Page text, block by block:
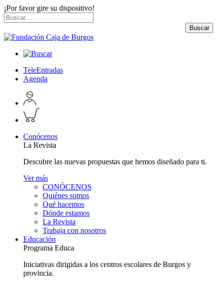
¡Por favor gire su dispositivo!
Skip
to
content
Buscar
por:
Buscar
TeleEntradas
Agenda
Acceder
a
perfil
personal
Inspeccionar
carrito
Conócenos
La Revista
Descubre las nuevas propuestas que hemos diseñado para ti.
Ver más
CONÓCENOS
Quiénes somos
Qué hacemos
Dónde estamos
La Revista
Trabaja con nosotros
Educación
Programa Educa
Iniciativas dirigidas a los centros escolares de Burgos y
provincia.